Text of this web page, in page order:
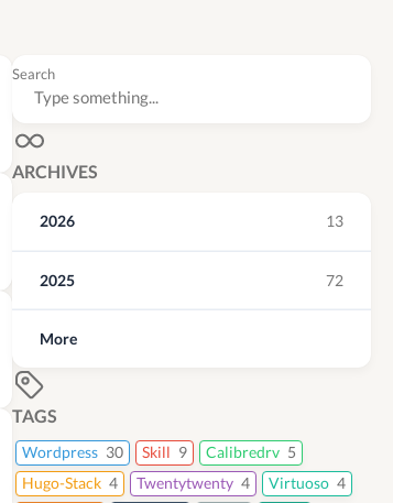
Search
ARCHIVES
2026 13
2025 72
More
TAGS
Wordpress 30 Skill 9 Calibredrv 5
Hugo-Stack 4 Twentytwenty 4 Virtuoso 4